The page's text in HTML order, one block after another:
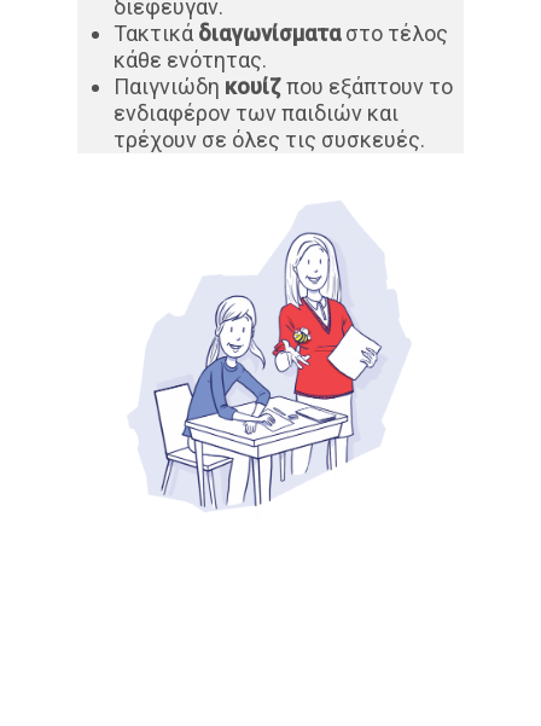
διέφευγαν.
Τακτικά διαγωνίσματαστο τέλος
κάθε ενότητας.
Παιγνιώδη κουίζπου εξάπτουν το
ενδιαφέρον των παιδιών και
τρέχουν σε όλες τις συσκευές.